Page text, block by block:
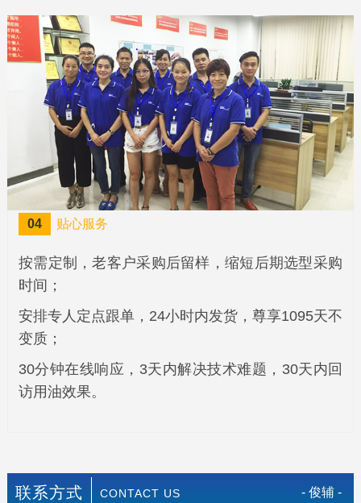
04 贴心服务
按需定制，老客户采购后留样，缩短后期选型采购
时间；
安排专人定点跟单，24小时内发货，尊享1095天不
变质；
30分钟在线响应，3天内解决技术难题，30天内回
访用油效果。
联系方式 CONTACT US - 俊辅 -